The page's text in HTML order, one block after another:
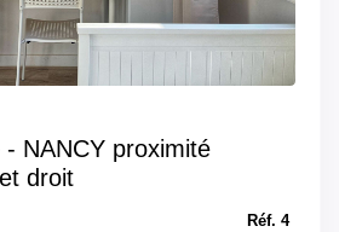
NANCY proximité
droit
Réf. 4